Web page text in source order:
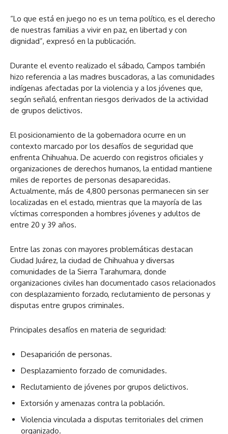
“Lo que está en juego no es un tema político, es el derecho
de nuestras familias a vivir en paz, en libertad y con
dignidad”, expresó en la publicación.
Durante el evento realizado el sábado, Campos también
hizo referencia a las madres buscadoras, a las comunidades
indígenas afectadas por la violencia y a los jóvenes que,
según señaló, enfrentan riesgos derivados de la actividad
de grupos delictivos.
El posicionamiento de la gobernadora ocurre en un
contexto marcado por los desafíos de seguridad que
enfrenta Chihuahua. De acuerdo con registros oficiales y
organizaciones de derechos humanos, la entidad mantiene
miles de reportes de personas desaparecidas.
Actualmente, más de 4,800 personas permanecen sin ser
localizadas en el estado, mientras que la mayoría de las
víctimas corresponden a hombres jóvenes y adultos de
entre 20 y 39 años.
Entre las zonas con mayores problemáticas destacan
Ciudad Juárez, la ciudad de Chihuahua y diversas
comunidades de la Sierra Tarahumara, donde
organizaciones civiles han documentado casos relacionados
con desplazamiento forzado, reclutamiento de personas y
disputas entre grupos criminales.
Principales desafíos en materia de seguridad:
Desaparición de personas.
Desplazamiento forzado de comunidades.
Reclutamiento de jóvenes por grupos delictivos.
Extorsión y amenazas contra la población.
Violencia vinculada a disputas territoriales del crimen
organizado.